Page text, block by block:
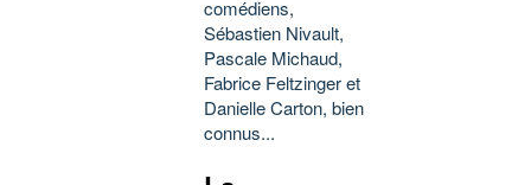
comédiens,
Sébastien Nivault,
Pascale Michaud,
Fabrice Feltzinger et
Danielle Carton, bien
connus...